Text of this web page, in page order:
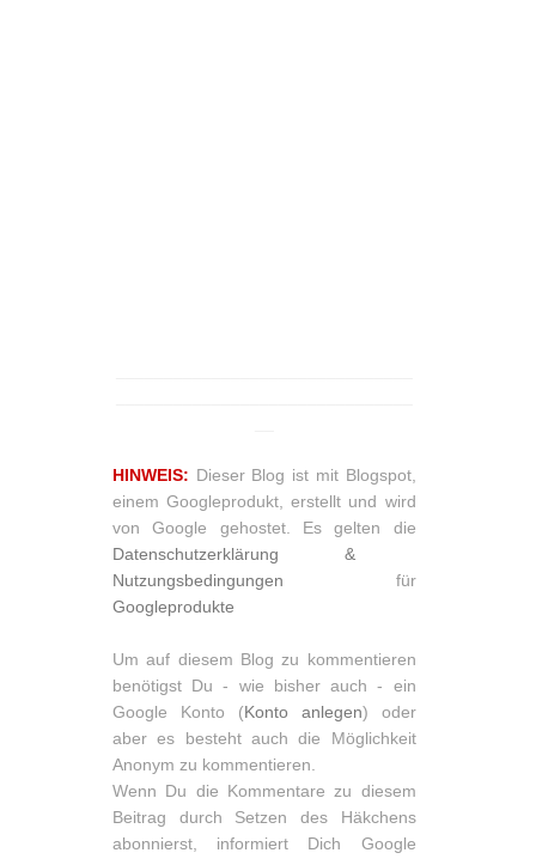
HINWEIS: Dieser Blog ist mit Blogspot,
einem Googleprodukt, erstellt und wird
von Google gehostet. Es gelten die
Datenschutzerklärung &
Nutzungsbedingungen
für
Googleprodukte
Um auf diesem Blog zu kommentieren
benötigst Du - wie bisher auch - ein
Google Konto (Konto anlegen) oder
aber es besteht auch die Möglichkeit
Anonym zu kommentieren.
Wenn Du die Kommentare zu diesem
Beitrag durch Setzen des Häkchens
abonnierst, informiert Dich Google